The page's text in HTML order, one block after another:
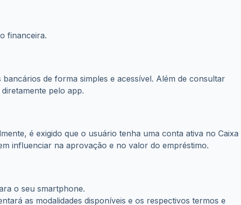
financeira.
de forma simples e acessível. Além de consultar
pelo app.
é exigido que o usuário tenha uma conta ativa no Caixa
influenciar na aprovação e no valor do empréstimo.
o seu smartphone.
as modalidades disponíveis e os respectivos termos e